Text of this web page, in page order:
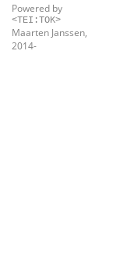
Powered by
<TEI:TOK>
Maarten Janssen,
2014-